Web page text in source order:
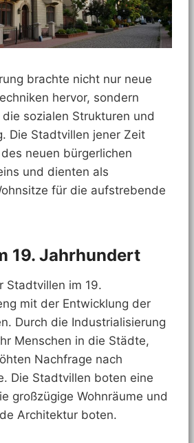
brachte nicht nur neue
hervor, sondern
sozialen Strukturen und
Die Stadtvillen jener Zeit
neuen bürgerlichen
und dienten als
für die aufstrebende
19. Jahrhundert
Stadtvillen im 19.
mit der Entwicklung der
Durch die Industrialisierung
Menschen in die Städte,
Nachfrage nach
Die Stadtvillen boten eine
großzügige Wohnräume und
Architektur boten.